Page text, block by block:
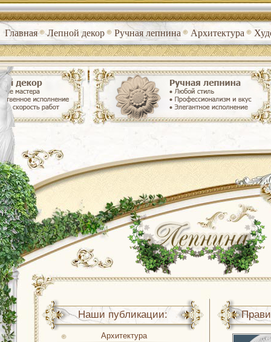
Главная Лепной декор Ручная лепнина Архитектура
Наши публикации:
Архитектура